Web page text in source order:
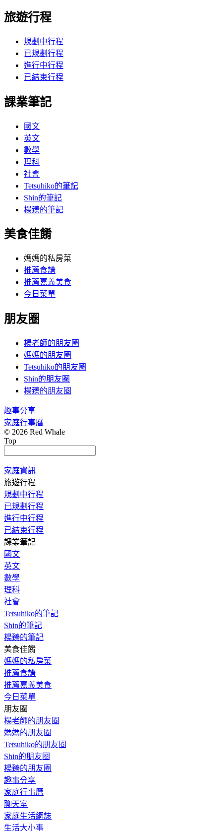
旅遊行程
規劃中行程
已規劃行程
進行中行程
已結束行程
課業筆記
國文
英文
數學
理科
社會
Tetsuhiko的筆記
Shin的筆記
楊臻的筆記
美食佳餚
媽媽的私房菜
推薦食譜
推薦嘉義美食
今日菜單
朋友圈
楊老師的朋友圈
媽媽的朋友圈
Tetsuhiko的朋友圈
Shin的朋友圈
楊臻的朋友圈
趣事分享
家庭行事曆
© 2026 Red Whale
Top
家庭資訊
旅遊行程
規劃中行程
已規劃行程
進行中行程
已結束行程
課業筆記
國文
英文
數學
理科
社會
Tetsuhiko的筆記
Shin的筆記
楊臻的筆記
美食佳餚
媽媽的私房菜
推薦食譜
推薦嘉義美食
今日菜單
朋友圈
楊老師的朋友圈
媽媽的朋友圈
Tetsuhiko的朋友圈
Shin的朋友圈
楊臻的朋友圈
趣事分享
家庭行事曆
聊天室
家庭生活網誌
生活大小事